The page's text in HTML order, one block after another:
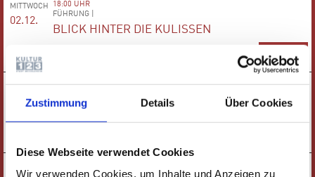
Zustimmung Details Über Cookies
Diese Webseite verwendet Cookies
Wir verwenden Cookies, um Inhalte und Anzeigen zu
MITTWOCH
02.12.
18:00 UHR
FÜHRUNG |
BLICK HINTER DIE KULISSEN
TICKETS
DONNERSTAG
03.12.
19:30 UHR
BEATS ON POINTE